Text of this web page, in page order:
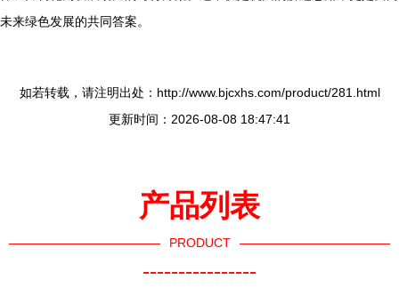
未来绿色发展的共同答案。
如若转载，请注明出处：http://www.bjcxhs.com/product/281.html
更新时间：2026-08-08 18:47:41
产品列表
PRODUCT
----------------